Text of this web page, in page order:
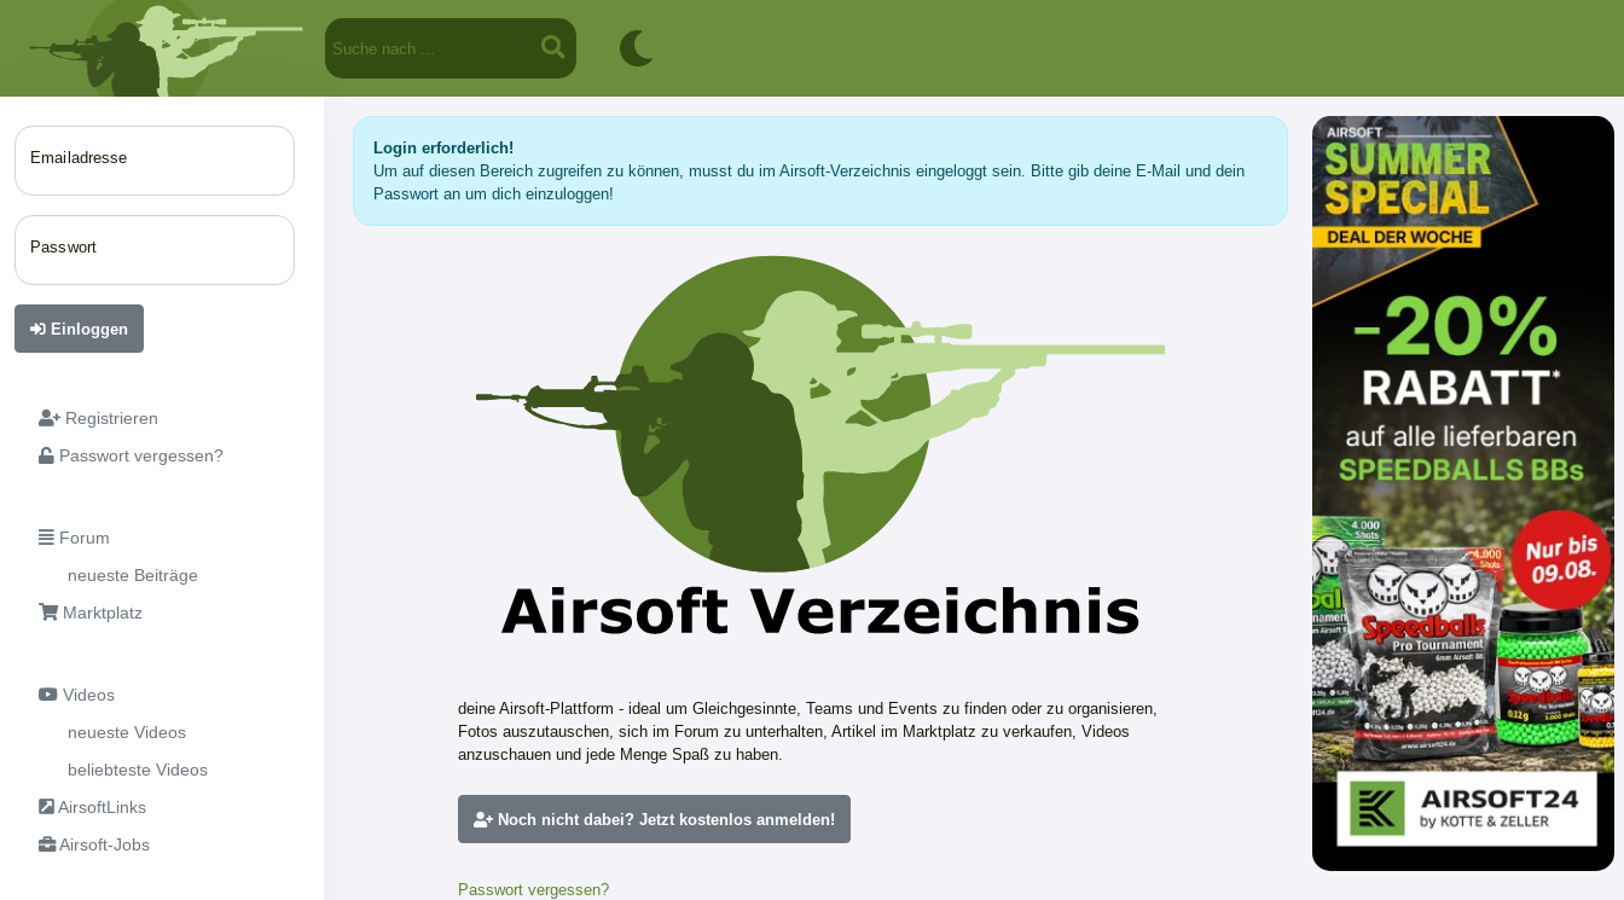
Emailadresse
Passwort
Einloggen
Registrieren
Passwort vergessen?
Forum
neueste Beiträge
Marktplatz
Videos
neueste Videos
beliebteste Videos
AirsoftLinks
Airsoft-Jobs
Login erforderlich!
Um auf diesen Bereich zugreifen zu können, musst du im Airsoft-Verzeichnis eingeloggt sein. Bitte gib deine E-Mail und dein
Passwort an um dich einzuloggen!
deine Airsoft-Plattform - ideal um Gleichgesinnte, Teams und Events zu finden oder zu organisieren,
Fotos auszutauschen, sich im Forum zu unterhalten, Artikel im Marktplatz zu verkaufen, Videos
anzuschauen und jede Menge Spaß zu haben.
Noch nicht dabei? Jetzt kostenlos anmelden!
Passwort vergessen?